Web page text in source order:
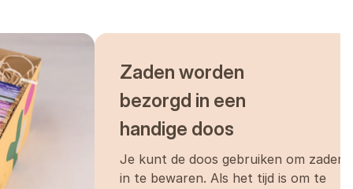
při řezu do váz.
barva a první lístky se začnou
je hlavou dolů na suché, větrané a
Zaden worden
bezorgd in een
handige doos
Je kunt de doos gebruiken om zaden
in te bewaren. Als het tijd is om te